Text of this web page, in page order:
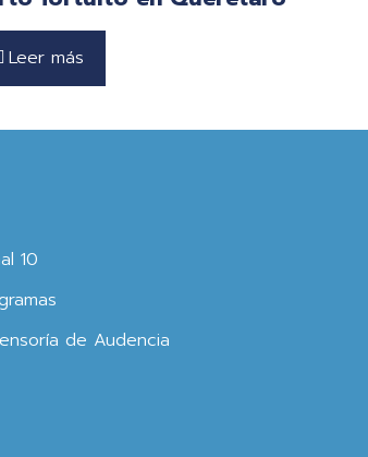
Leer más
10
de Audencia